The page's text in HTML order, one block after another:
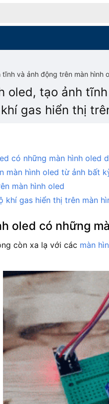
và ảnh động trên màn
oled, tạo ảnh
gas hiển thị
có những màn hình oled
màn hình oled từ ảnh bất
màn hình oled
khí gas hiển thị trên màn
oled có những
còn xa lạ với các màn